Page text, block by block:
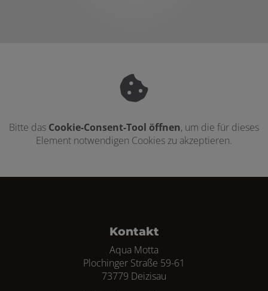
Bitte das Cookie-Consent-Tool öffnen, um die für dieses
Element notwendigen Cookies zu akzeptieren.
Kontakt
Aqua Motta
Plochinger Straße 59-61
73779 Deizisau